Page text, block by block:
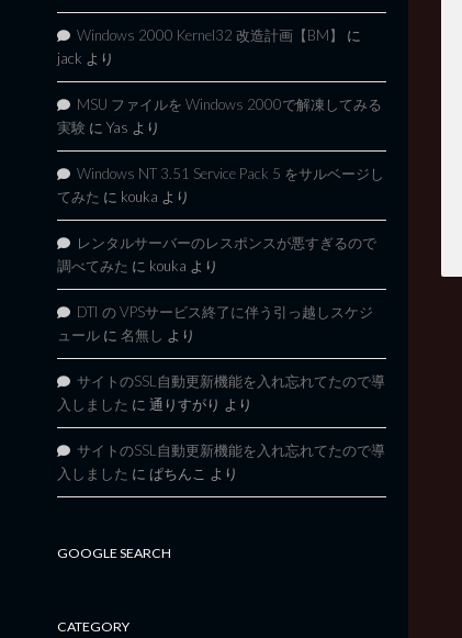
Windows 2000 Kernel32 改造計画【BM】
に
jack より
MSU ファイルを Windows 2000で解凍してみる
実験 に Yas より
Windows NT 3.51 Service Pack 5 をサルベージし
てみた に kouka より
レンタルサーバーのレスポンスが悪すぎるので
調べてみた に kouka より
DTI の VPSサービス終了に伴う引っ越しスケジ
ュール に 名無し より
サイトのSSL自動更新機能を入れ忘れてたので導
入しました に 通りすがり より
サイトのSSL自動更新機能を入れ忘れてたので導
入しました に ぱちんこ より
GOOGLE SEARCH
CATEGORY